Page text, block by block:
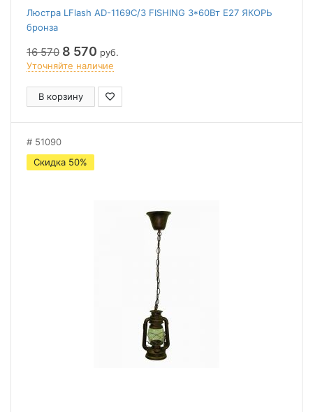
Люстра LFlash AD-1169C/3 FISHING 3*60Вт Е27 ЯКОРЬ
бронза
16 570 8 570 руб.
Уточняйте наличие
В корзину
51090
Скидка 50%